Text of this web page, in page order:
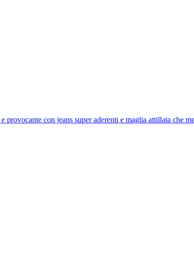
con jeans super aderenti e maglia attillata che